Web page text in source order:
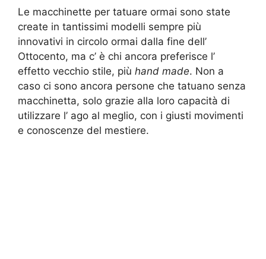
Le macchinette per tatuare ormai sono state
create in tantissimi modelli sempre più
innovativi in circolo ormai dalla fine dell’
Ottocento, ma c’ è chi ancora preferisce l’
effetto vecchio stile, più hand made. Non a
caso ci sono ancora persone che tatuano senza
macchinetta, solo grazie alla loro capacità di
utilizzare l’ ago al meglio, con i giusti movimenti
e conoscenze del mestiere.